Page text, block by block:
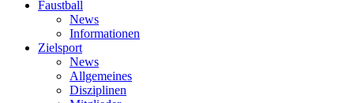
Faustball
News
Informationen
Zielsport
News
Allgemeines
Disziplinen